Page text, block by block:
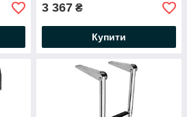
3 367 ₴
Купити